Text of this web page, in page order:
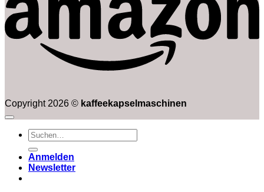
Copyright 2026 © kaffeekapselmaschinen
Suchen
nach:
Anmelden
Newsletter